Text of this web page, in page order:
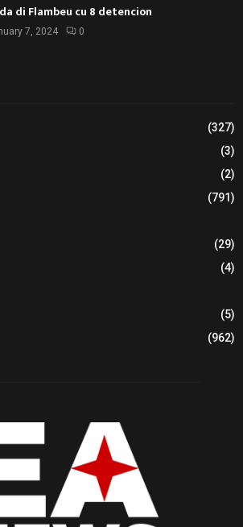
di Flambeu cu 8 detencion
7, 2024 0
(327)
(3)
(2)
(791)
(29)
(4)
(5)
(962)